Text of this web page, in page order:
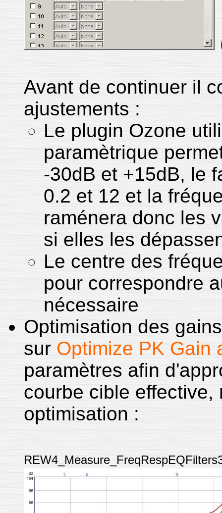
Avant de continuer il
ajustements :
Le plugin Ozone
paramètrique
-30dB et +15dB, le
0.2 et 12 et la
raménera donc les
si elles les
Le centre des
pour correspondre
nécessaire
Optimisation des
sur Optimize PK Gain
paramètres afin
courbe cible
optimisation :